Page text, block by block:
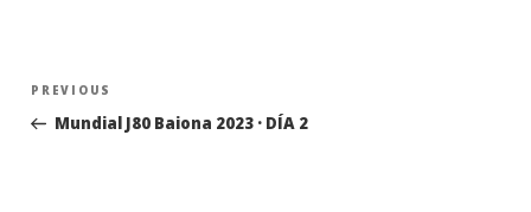
Navegación
entradas
Previous
Post
PREVIOUS
Mundial J80 Baiona 2023 · DÍA 2